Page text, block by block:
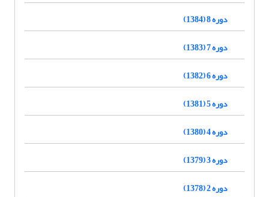
دوره 8 (1384)
دوره 7 (1383)
دوره 6 (1382)
دوره 5 (1381)
دوره 4 (1380)
دوره 3 (1379)
دوره 2 (1378)